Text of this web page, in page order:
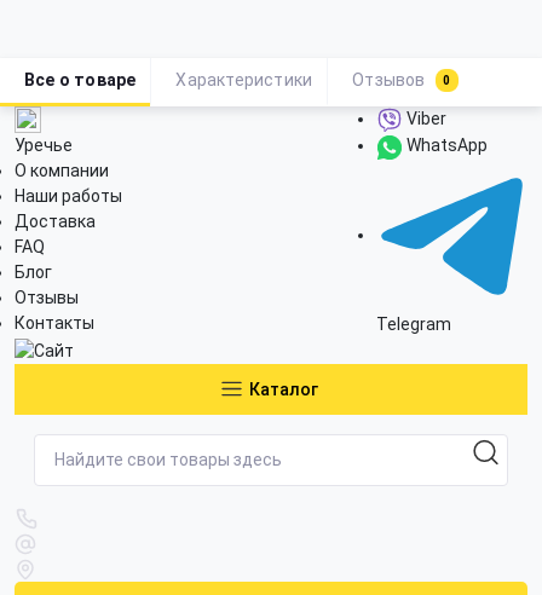
Уречье
О компании
Наши работы
Доставка
FAQ
Блог
Отзывы
Контакты
Viber
WhatsApp
Telegram
Каталог
Все о товаре Характеристики Отзывов 0